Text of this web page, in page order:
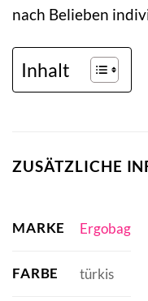
nach Belieben
Inhalt
ZUSÄTZLICHE
MARKE Ergobag
FARBE türkis